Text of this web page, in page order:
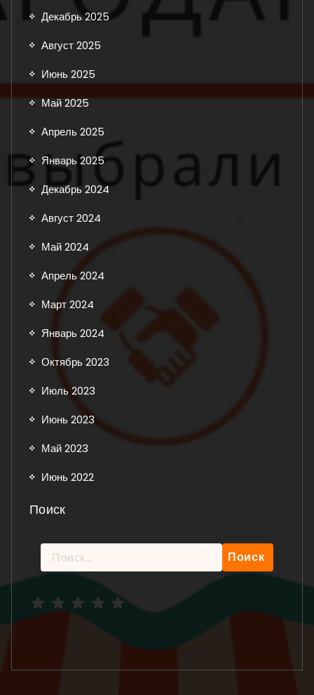
Декабрь 2025
Август 2025
Июнь 2025
Май 2025
Апрель 2025
Январь 2025
Декабрь 2024
Август 2024
Май 2024
Апрель 2024
Март 2024
Январь 2024
Октябрь 2023
Июль 2023
Июнь 2023
Май 2023
Июнь 2022
Поиск
Найти: